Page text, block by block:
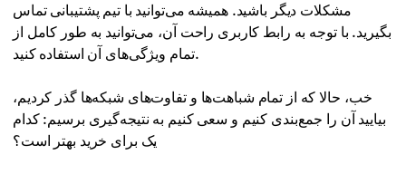
مشکلات دیگر باشید. همیشه می‌توانید با تیم پشتیبانی تماس
بگیرید. با توجه به رابط کاربری راحت آن، می‌توانید به طور کامل از
تمام ویژگی‌های آن استفاده کنید.
خب، حالا که از تمام شباهت‌ها و تفاوت‌های شبکه‌ها گذر کردیم،
بیایید آن را جمع‌بندی کنیم و سعی کنیم به نتیجه‌گیری برسیم: کدام
یک برای خرید بهتر است؟